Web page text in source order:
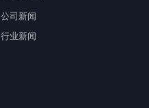
公司新闻
行业新闻